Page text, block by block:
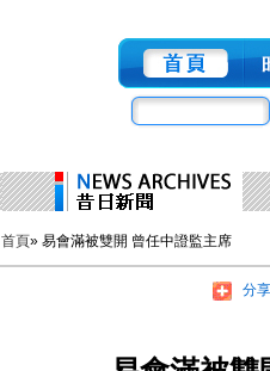
首頁» 易會滿被雙開 曾任中證監主席
分